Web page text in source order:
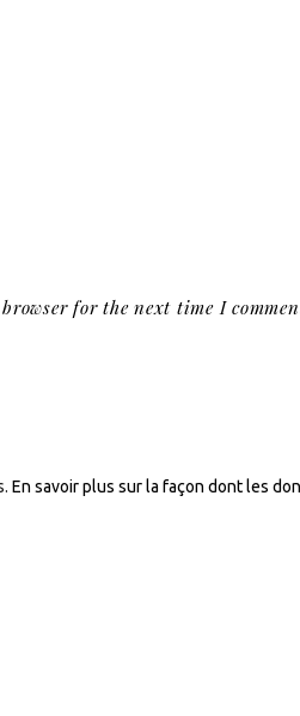
for the next time I
En savoir plus sur la façon dont les